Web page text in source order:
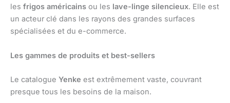
les frigos américains ou les lave-linge silencieux. Elle est
un acteur clé dans les rayons des grandes surfaces
spécialisées et du e-commerce.
Les gammes de produits et best-sellers
Le catalogue Yenke est extrêmement vaste, couvrant
presque tous les besoins de la maison.